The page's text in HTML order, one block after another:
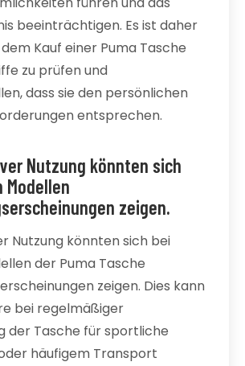
beeinträchtigen. Es ist daher
Kauf einer Puma Tasche
zu prüfen und
dass sie den persönlichen
entsprechen.
Nutzung könnten sich
Modellen
zeigen.
Nutzung könnten sich bei
der Puma Tasche
zeigen. Dies kann
bei regelmäßiger
der Tasche für sportliche
häufigem Transport